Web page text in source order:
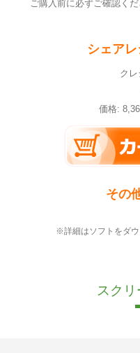
ご購入前に必ずご確認くだ
シェア
クレ
価格:
その
※詳細はソフトをダウ
スク